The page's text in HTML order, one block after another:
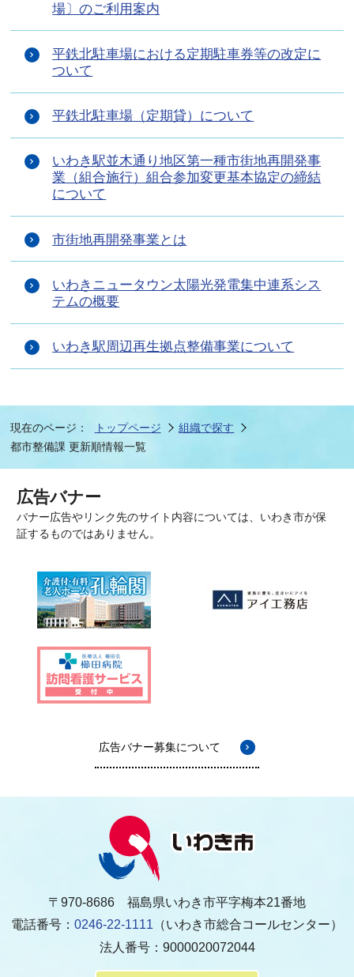
場〕のご利用案内
平鉄北駐車場における定期駐車券等の改定に
ついて
平鉄北駐車場（定期貸）について
いわき駅並木通り地区第一種市街地再開発事
業（組合施行）組合参加変更基本協定の締結
について
市街地再開発事業とは
いわきニュータウン太陽光発電集中連系シス
テムの概要
いわき駅周辺再生拠点整備事業について
現在のページ： トップページ
組織で探す
都市整備課 更新順情報一覧
広告バナー
バナー広告やリンク先のサイト内容については、いわき市が保
証するものではありません。
広告バナー募集について
〒970-8686 福島県いわき市平字梅本21番地
電話番号： 0246-22-1111 （いわき市総合コールセンター）
法人番号：9000020072044